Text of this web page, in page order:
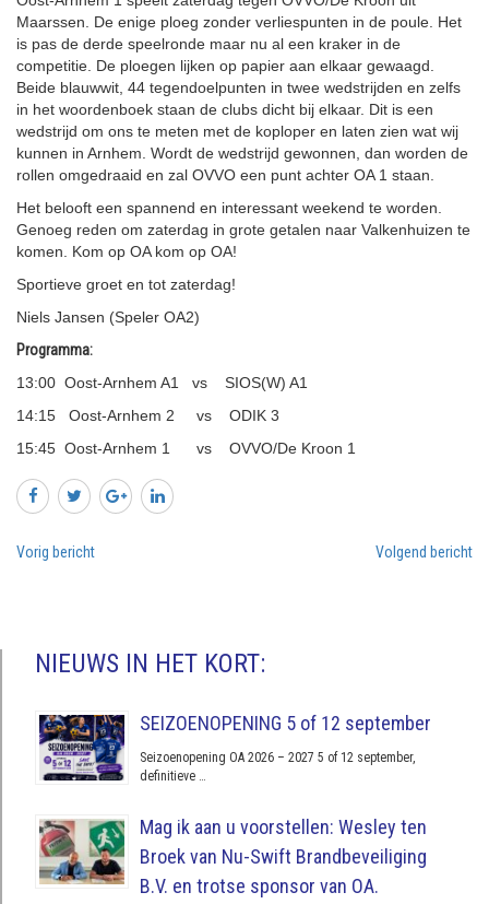
Maarssen. De enige ploeg zonder verliespunten in de poule. Het
is pas de derde speelronde maar nu al een kraker in de
competitie. De ploegen lijken op papier aan elkaar gewaagd.
Beide blauwwit, 44 tegendoelpunten in twee wedstrijden en zelfs
in het woordenboek staan de clubs dicht bij elkaar. Dit is een
wedstrijd om ons te meten met de koploper en laten zien wat wij
kunnen in Arnhem. Wordt de wedstrijd gewonnen, dan worden de
rollen omgedraaid en zal OVVO een punt achter OA 1 staan.
Het belooft een spannend en interessant weekend te worden.
Genoeg reden om zaterdag in grote getalen naar Valkenhuizen te
komen. Kom op OA kom op OA!
Sportieve groet en tot zaterdag!
Niels Jansen (Speler OA2)
Programma:
13:00 Oost-Arnhem A1 vs SIOS(W) A1
14:15 Oost-Arnhem 2 vs ODIK 3
15:45 Oost-Arnhem 1 vs OVVO/De Kroon 1
Vorig bericht Volgend bericht
NIEUWS IN HET KORT:
SEIZOENOPENING 5 of 12 september
Seizoenopening OA 2026 – 2027 5 of 12 september,
definitieve …
Mag ik aan u voorstellen: Wesley ten
Broek van Nu-Swift Brandbeveiliging
B.V. en trotse sponsor van OA.